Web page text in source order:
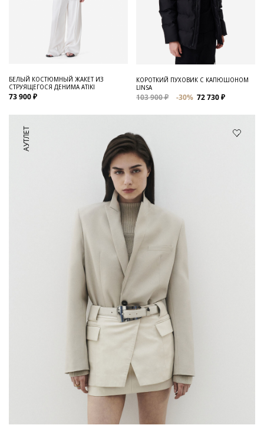
БЕЛЫЙ КОСТЮМНЫЙ ЖАКЕТ ИЗ
СТРУЯЩЕГОСЯ ДЕНИМА ATIKI
73 900 ₽
КОРОТКИЙ ПУХОВИК С КАПЮШОНОМ
LINSA
103 900 ₽ -30% 72 730 ₽
АУТЛЕТ